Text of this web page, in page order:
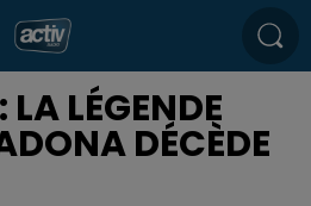
LÉGENDE
DÉCÈDE